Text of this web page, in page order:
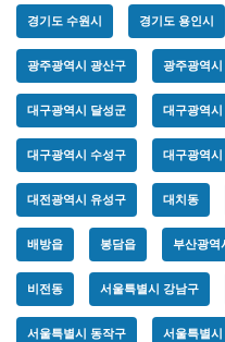
경기도 수원시 경기도 용인시
광주광역시 광산구 광주광역시
대구광역시 달성군 대구광역시
대구광역시 수성구 대구광역시
대전광역시 유성구 대치동
배방읍 봉담읍 부산광역
비전동 서울특별시 강남구
서울특별시 동작구 서울특별